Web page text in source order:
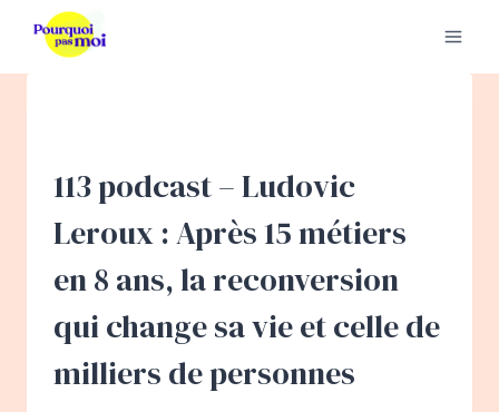
contenu
113 podcast – Ludovic
Leroux : Après 15 métiers
en 8 ans, la reconversion
qui change sa vie et celle de
milliers de personnes